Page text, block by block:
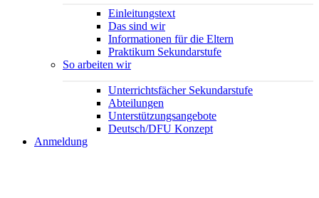
Einleitungstext
Das sind wir
Informationen für die Eltern
Praktikum Sekundarstufe
So arbeiten wir
Unterrichtsfächer Sekundarstufe
Abteilungen
Unterstützungsangebote
Deutsch/DFU Konzept
Anmeldung